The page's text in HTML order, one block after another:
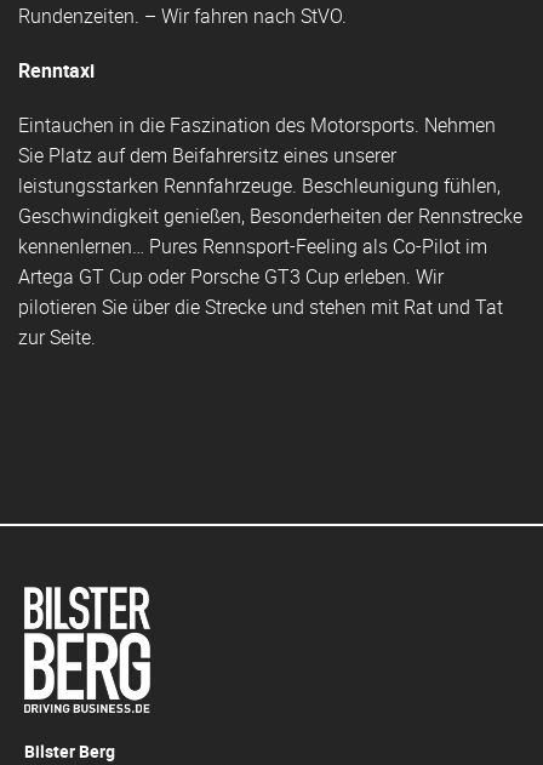
Rundenzeiten. – Wir fahren nach StVO.
Renntaxi
Eintauchen in die Faszination des Motorsports. Nehmen
Sie Platz auf dem Beifahrersitz eines unserer
leistungsstarken Rennfahrzeuge. Beschleunigung fühlen,
Geschwindigkeit genießen, Besonderheiten der Rennstrecke
kennenlernen… Pures Rennsport-Feeling als Co-Pilot im
Artega GT Cup oder Porsche GT3 Cup erleben. Wir
pilotieren Sie über die Strecke und stehen mit Rat und Tat
zur Seite.
Bilster Berg